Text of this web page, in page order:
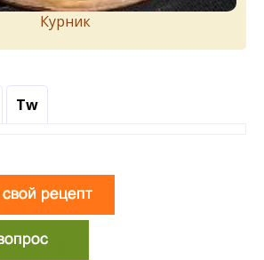
Курник
Tw